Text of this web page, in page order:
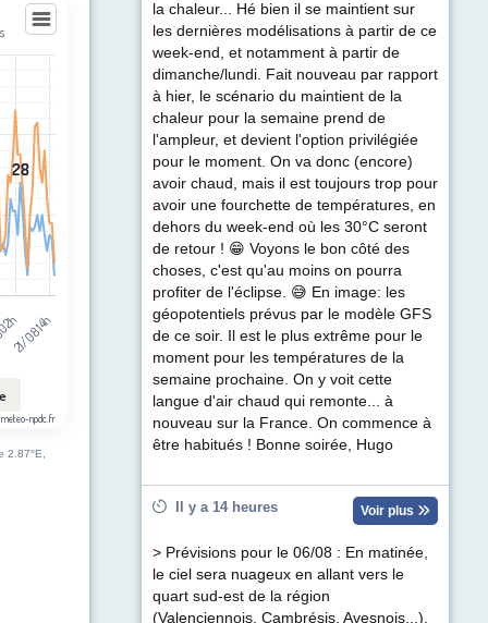
(km/h). Data ranges from 2 to 50.
28
28
21/08 14h
meteo-npdc.fr
2.87°E,
la chaleur... Hé bien il se maintient sur
les dernières modélisations à partir de ce
week-end, et notamment à partir de
dimanche/lundi. Fait nouveau par rapport
à hier, le scénario du maintient de la
chaleur pour la semaine prend de
l'ampleur, et devient l'option privilégiée
pour le moment. On va donc (encore)
avoir chaud, mais il est toujours trop pour
avoir une fourchette de températures, en
dehors du week-end où les 30°C seront
de retour ! 😁 Voyons le bon côté des
choses, c'est qu'au moins on pourra
profiter de l'éclipse. 😅 En image: les
géopotentiels prévus par le modèle GFS
de ce soir. Il est le plus extrême pour le
moment pour les températures de la
semaine prochaine. On y voit cette
langue d'air chaud qui remonte... à
nouveau sur la France. On commence à
être habitués ! Bonne soirée, Hugo
Il y a 14 heures Voir plus
> Prévisions pour le 06/08 : En matinée,
le ciel sera nuageux en allant vers le
quart sud-est de la région
(Valenciennois, Cambrésis, Avesnois...).